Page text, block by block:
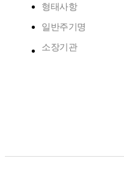
형태사항
일반주기명
소장기관